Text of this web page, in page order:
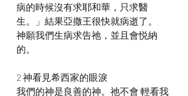
病的時候沒有求耶和華，只求醫
生。」結果亞撒王很快就病逝了。
神願我們生病求告祂，並且會悦納
的。
2 神看見希西家的眼淚
我們的神是良善的神。祂不會 輕看我